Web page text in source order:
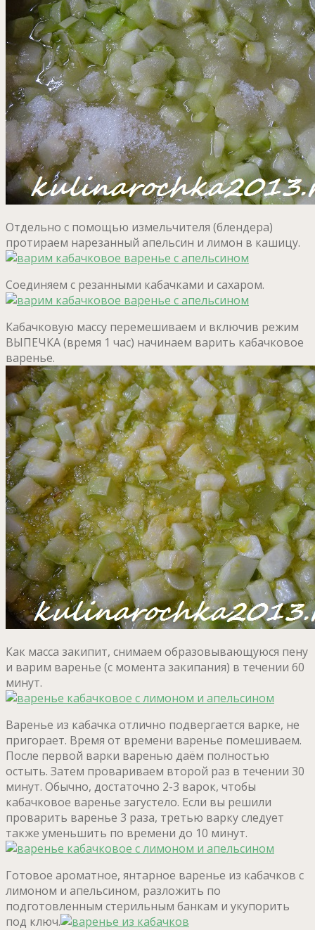
Отдельно с помощью измельчителя (блендера)
протираем нарезанный апельсин и лимон в кашицу.
Соединяем с резанными кабачками и сахаром.
Кабачковую массу перемешиваем и включив режим
ВЫПЕЧКА (время 1 час) начинаем варить кабачковое
варенье.
Как масса закипит, снимаем образовывающуюся пену
и варим варенье (с момента закипания) в течении 60
минут.
Варенье из кабачка отлично подвергается варке, не
пригорает. Время от времени варенье помешиваем.
После первой варки варенью даём полностью
остыть. Затем провариваем второй раз в течении 30
минут. Обычно, достаточно 2-3 варок, чтобы
кабачковое варенье загустело. Если вы решили
проварить варенье 3 раза, третью варку следует
также уменьшить по времени до 10 минут.
Готовое ароматное, янтарное варенье из кабачков с
лимоном и апельсином, разложить по
подготовленным стерильным банкам и укупорить
под ключ.